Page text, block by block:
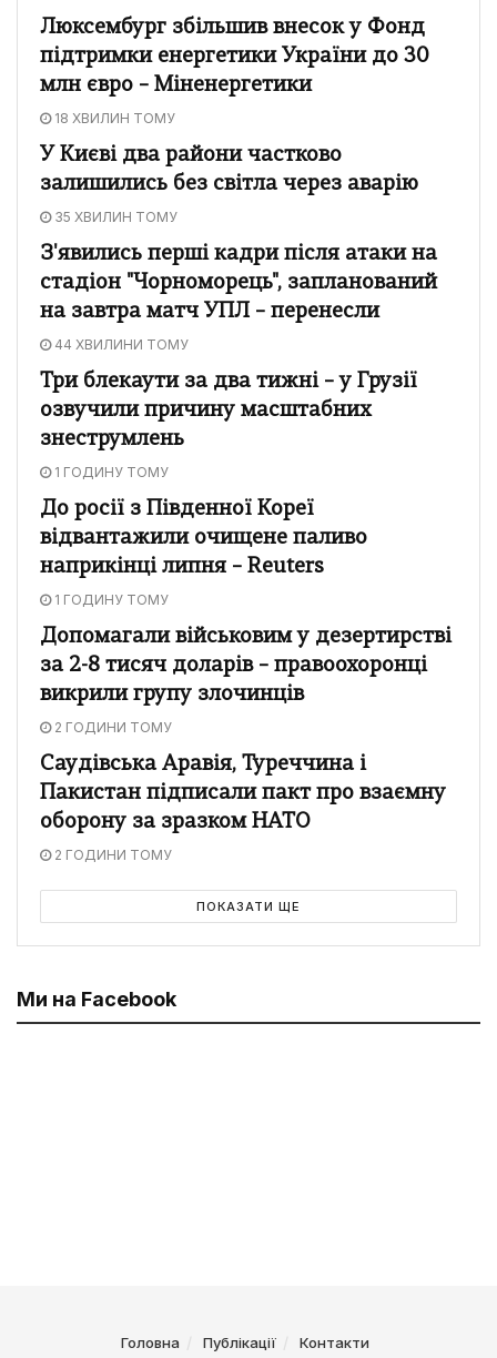
Люксембург збільшив внесок у Фонд
підтримки енергетики України до 30
млн євро – Міненергетики
18 ХВИЛИН ТОМУ
У Києві два райони частково
залишились без світла через аварію
35 ХВИЛИН ТОМУ
З'явились перші кадри після атаки на
стадіон "Чорноморець", запланований
на завтра матч УПЛ – перенесли
44 ХВИЛИНИ ТОМУ
Три блекаути за два тижні – у Грузії
озвучили причину масштабних
знеструмлень
1 ГОДИНУ ТОМУ
До росії з Південної Кореї
відвантажили очищене паливо
наприкінці липня – Reuters
1 ГОДИНУ ТОМУ
Допомагали військовим у дезертирстві
за 2-8 тисяч доларів – правоохоронці
викрили групу злочинців
2 ГОДИНИ ТОМУ
Саудівська Аравія, Туреччина і
Пакистан підписали пакт про взаємну
оборону за зразком НАТО
2 ГОДИНИ ТОМУ
ПОКАЗАТИ ЩЕ
Ми на Facebook
Головна Публікації Контакти